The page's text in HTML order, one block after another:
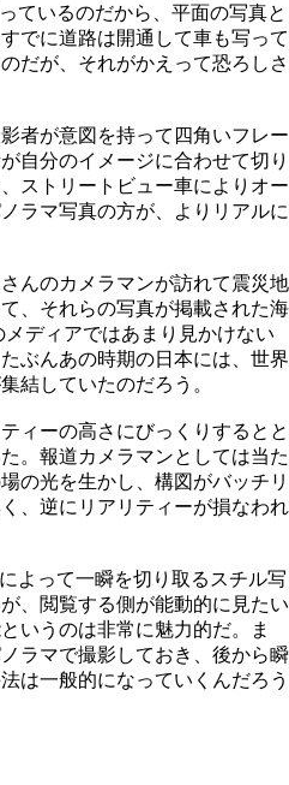
ているのだから、平面の写真と
でに道路は開通して車も写って
だが、それがかえって恐ろしさ
者が意図を持って四角いフレー
自分のイメージに合わせて切り
ストリートビュー車によりオー
ラマ写真の方が、よりリアルに
んのカメラマンが訪れて震災地
、それらの写真が掲載された海
ディアではあまり見かけない
ぶんあの時期の日本には、世界
結していたのだろう。
ィーの高さにびっくりするとと
。報道カメラマンとしては当た
の光を生かし、構図がバッチリ
、逆にリアリティーが損なわれ
よって一瞬を切り取るスチル写
、閲覧する側が能動的に見たい
いうのは非常に魅力的だ。ま
ラマで撮影しておき、後から瞬
は一般的になっていくんだろう